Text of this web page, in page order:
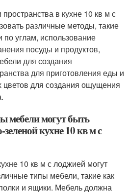
в кухне 10 кв м с
различные методы, такие
углам, использование
посуды и продуктов,
для создания
для приготовления еды и
цветов для создания ощущения
мебели могут быть
кухне 10 кв м с
10 кв м с лоджией могут
типы мебели, такие как
и ящики. Мебель должна